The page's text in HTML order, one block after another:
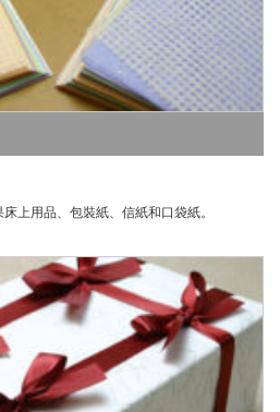
上用品、包裝紙、信紙和口袋紙。